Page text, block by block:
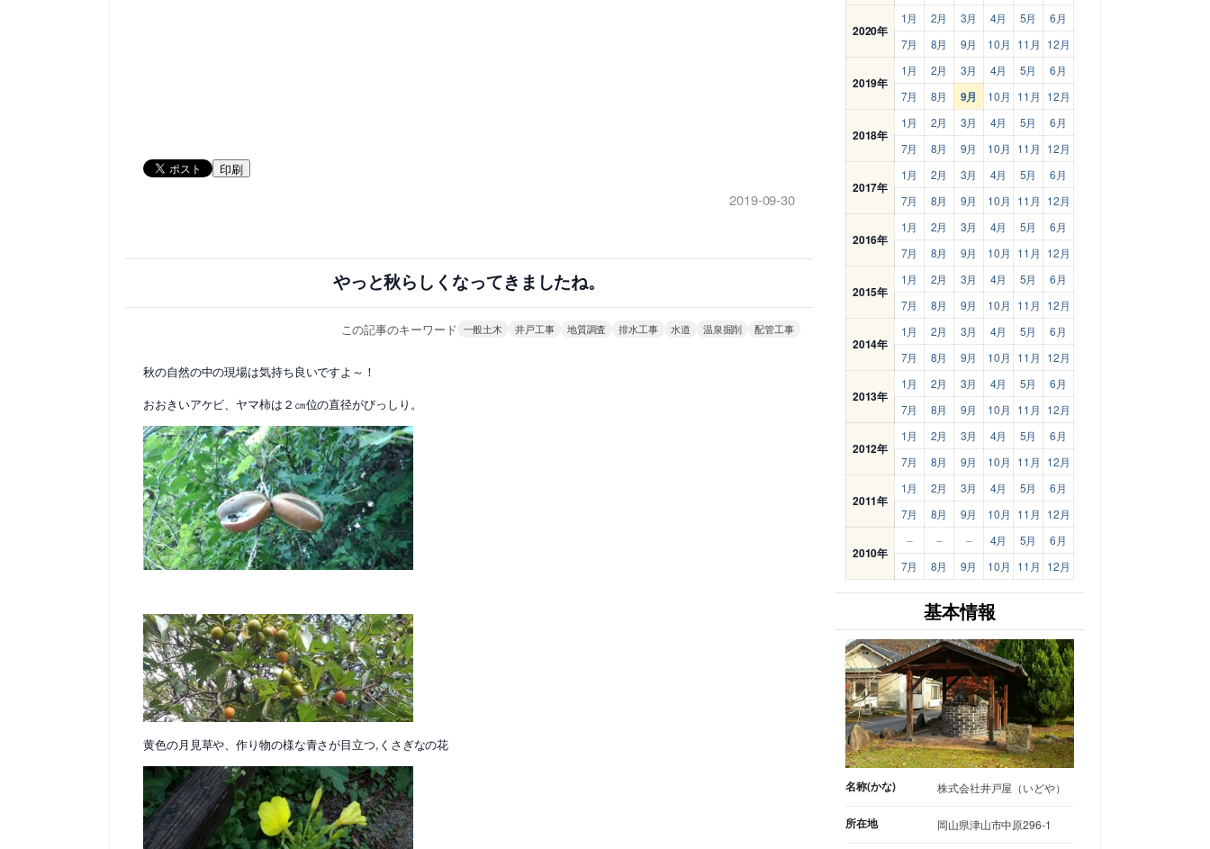
印刷
2019-09-30
やっと秋らしくなってきましたね。
この記事のキーワード 一般土木 井戸工事 地質調査 排水工事 水道 温泉掘削 配管工事
秋の自然の中の現場は気持ち良いですよ～！
おおきいアケビ、ヤマ柿は２㎝位の直径がびっしり。
黄色の月見草や、作り物の様な青さが目立つ,くさぎなの花
2020年
1月 2月 3月 4月 5月
6月
7月
8月 9月 10月 11月 12月
2019年
1月 2月 3月 4月 5月
6月
7月
8月 9月 10月 11月 12月
2018年
1月 2月 3月 4月 5月
6月
7月
8月 9月 10月 11月 12月
2017年
1月 2月 3月 4月 5月
6月
7月
8月 9月 10月 11月 12月
2016年
1月 2月 3月 4月 5月
6月
7月
8月 9月 10月 11月 12月
2015年
1月 2月 3月 4月 5月
6月
7月
8月 9月 10月 11月 12月
2014年
1月 2月 3月 4月 5月
6月
7月
8月 9月 10月 11月 12月
2013年
1月 2月 3月 4月 5月
6月
7月
8月 9月 10月 11月 12月
2012年
1月 2月 3月 4月 5月
6月
7月
8月 9月 10月 11月 12月
2011年
1月 2月 3月 4月 5月
6月
7月
8月 9月 10月 11月 12月
2010年
– – – 4月 5月
6月
7月
8月 9月 10月 11月 12月
基本情報
名称(かな) 株式会社井戸屋（いどや）
所在地 岡山県津山市中原296-1